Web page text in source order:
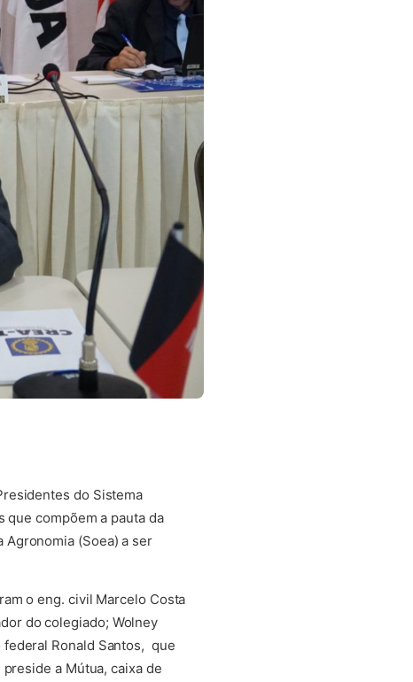
do Sistema
que compõem a pauta da
Agronomia (Soea) a ser
o eng. civil Marcelo Costa
do colegiado; Wolney
Ronald Santos, que
a Mútua, caixa de